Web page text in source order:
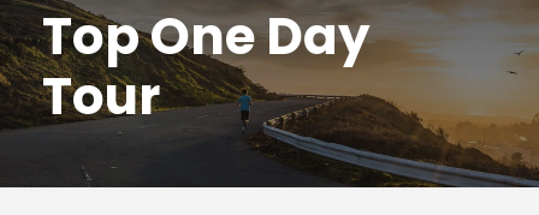
Top One Day
Tour